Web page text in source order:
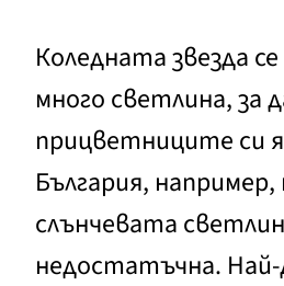
Коледната звезда
много светлина, за
прицветниците си
България,
слънчевата
недостатъчна. Най-